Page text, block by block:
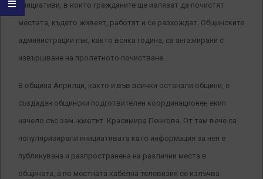
инициативи, в които гражданите ще излязат да почистят
местата, където живеят, работят и се разхождат. Общинските
администрации пък, както всяка година, са ангажирани с
извършване на пролетното почистване.
В община Априлци, както и във всички останали общини, е
създаден общински подготвителен координационен екип
начело със зам.-кметът Красимира Пенкова. От там вече са
популяризирали инициативата като информация за нея е
публикувана и разпространена на различни места в
общината, а по местната кабелна телевизия се излъчва